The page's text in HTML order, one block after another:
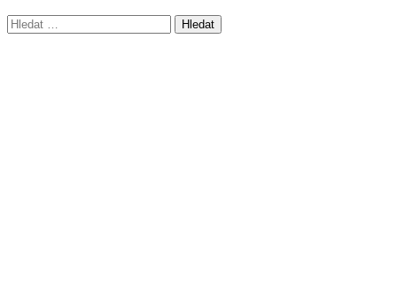
Vyhledávání